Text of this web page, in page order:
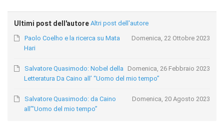
Ultimi post dell'autore Altri post dell'autore
Domenica, 22 Ottobre 2023
Paolo Coelho e la ricerca su Mata
Hari
Domenica, 26 Febbraio 2023
Salvatore Quasimodo: Nobel della
Letteratura Da Caino all’ “Uomo del mio tempo”
Domenica, 20 Agosto 2023
Salvatore Quasimodo: da Caino
all’"Uomo del mio tempo”